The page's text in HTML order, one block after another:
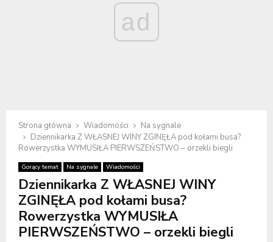
ad
Strona główna Wiadomości
Na sygnale
Dziennikarka Z WŁASNEJ WINY ZGINĘŁA pod kołami busa?
Rowerzystka WYMUSIŁA PIERWSZEŃSTWO – orzekli biegli
Gorący temat Na sygnale Wiadomości
Dziennikarka Z WŁASNEJ WINY
ZGINĘŁA pod kołami busa?
Rowerzystka WYMUSIŁA
PIERWSZEŃSTWO – orzekli biegli